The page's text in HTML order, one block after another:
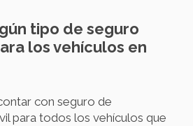
tipo de seguro
los vehículos en
con seguro de
para todos los vehículos que